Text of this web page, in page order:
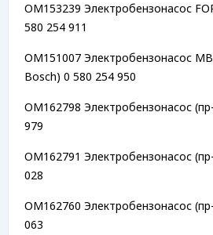
OM153239 Электробензонасос
580 254 911
OM151007 Электробензонасос
Bosch) 0 580 254 950
OM162798 Электробензонасос
979
OM162791 Электробензонасос
028
OM162760 Электробензонасос
063